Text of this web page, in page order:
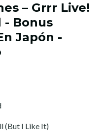
– Grrr Live!
- Bonus
Japón -
(But I Like It)